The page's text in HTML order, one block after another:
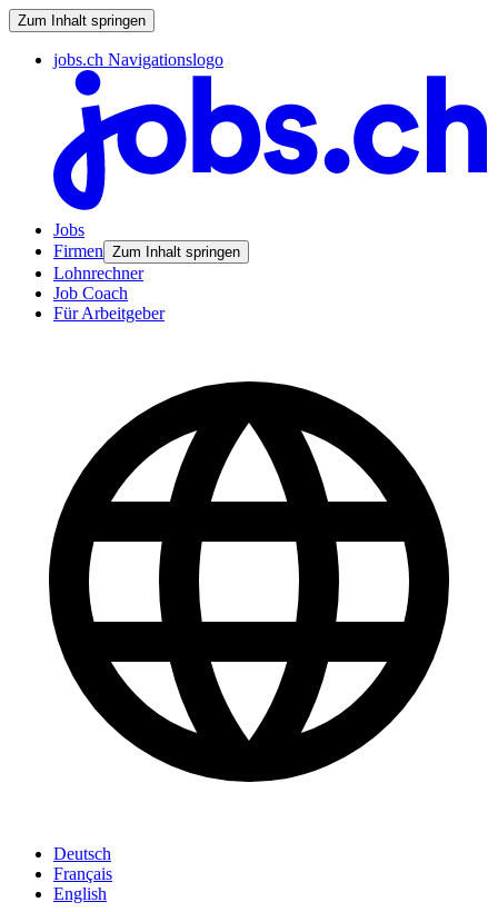
Zum Inhalt springen
jobs.ch Navigationslogo
Jobs
Firmen Zum Inhalt springen
Lohnrechner
Job Coach
Für Arbeitgeber
Deutsch
Français
English